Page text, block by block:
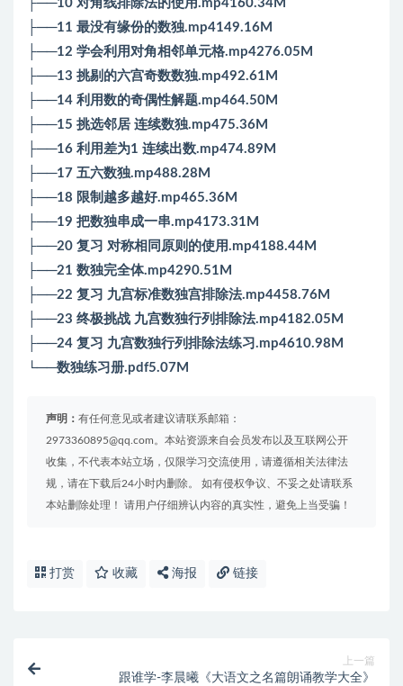
├──10 对角线排除法的使用.mp4160.34M
├──11 最没有缘份的数独.mp4149.16M
├──12 学会利用对角相邻单元格.mp4276.05M
├──13 挑剔的六宫奇数数独.mp492.61M
├──14 利用数的奇偶性解题.mp464.50M
├──15 挑选邻居 连续数独.mp475.36M
├──16 利用差为1 连续出数.mp474.89M
├──17 五六数独.mp488.28M
├──18 限制越多越好.mp465.36M
├──19 把数独串成一串.mp4173.31M
├──20 复习 对称相同原则的使用.mp4188.44M
├──21 数独完全体.mp4290.51M
├──22 复习 九宫标准数独宫排除法.mp4458.76M
├──23 终极挑战 九宫数独行列排除法.mp4182.05M
├──24 复习 九宫数独行列排除法练习.mp4610.98M
└──数独练习册.pdf5.07M
声明： 有任何意见或者建议请联系邮箱：
2973360895@qq.com。本站资源来自会员发布以及互联网公开
收集，不代表本站立场，仅限学习交流使用，请遵循相关法律法
规，请在下载后24小时内删除。 如有侵权争议、不妥之处请联系
本站删除处理！ 请用户仔细辨认内容的真实性，避免上当受骗！
打赏 收藏 海报 链接
上一篇
跟谁学-李晨曦《大语文之名篇朗诵教学大全》